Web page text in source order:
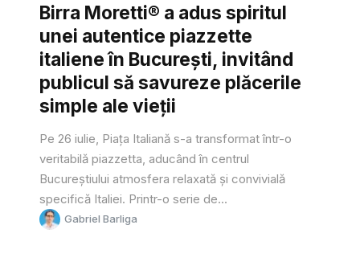
Birra Moretti® a adus spiritul
unei autentice piazzette
italiene în București, invitând
publicul să savureze plăcerile
simple ale vieții
Pe 26 iulie, Piața Italiană s-a transformat într-o
veritabilă piazzetta, aducând în centrul
Bucureștiului atmosfera relaxată și convivială
specifică Italiei. Printr-o serie de...
Gabriel Barliga